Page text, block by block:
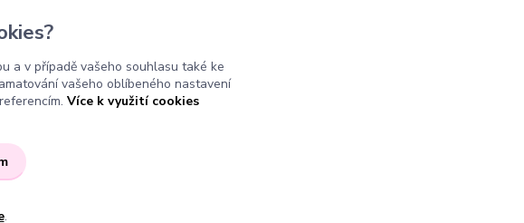
a v případě vašeho souhlasu také ke
vašeho oblíbeného nastavení
Více k využití cookies
.